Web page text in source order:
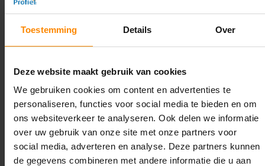
Toestemming Details Over
Deze website maakt gebruik van cookies
We gebruiken cookies om content en advertenties te
personaliseren, functies voor social media te bieden en om
ons websiteverkeer te analyseren. Ook delen we informatie
over uw gebruik van onze site met onze partners voor
social media, adverteren en analyse. Deze partners kunnen
de gegevens combineren met andere informatie die u aan
Montage uitbesteden?